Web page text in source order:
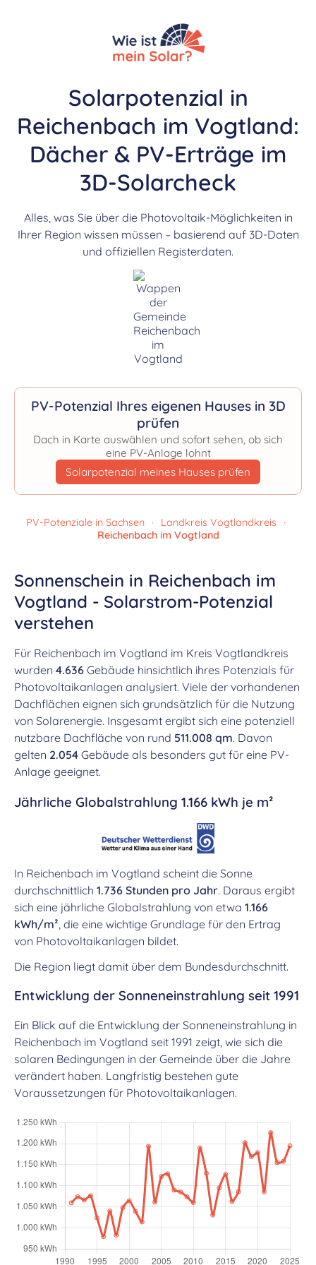
Solarpotenzial in
Reichenbach im Vogtland:
Dächer & PV-Erträge im
3D-Solarcheck
Alles, was Sie über die Photovoltaik-Möglichkeiten in
Ihrer Region wissen müssen – basierend auf 3D-Daten
und offiziellen Registerdaten.
PV-Potenzial Ihres eigenen Hauses in 3D
prüfen
Dach in Karte auswählen und sofort sehen, ob sich
eine PV-Anlage lohnt
Solarpotenzial meines Hauses prüfen
PV-Potenziale in Sachsen · Landkreis Vogtlandkreis
·
Reichenbach im Vogtland
Sonnenschein in Reichenbach im
Vogtland - Solarstrom-Potenzial
verstehen
Für Reichenbach im Vogtland im Kreis Vogtlandkreis
wurden 4.636 Gebäude hinsichtlich ihres Potenzials für
Photovoltaikanlagen analysiert. Viele der vorhandenen
Dachflächen eignen sich grundsätzlich für die Nutzung
von Solarenergie. Insgesamt ergibt sich eine potenziell
nutzbare Dachfläche von rund 511.008 qm. Davon
gelten 2.054 Gebäude als besonders gut für eine PV-
Anlage geeignet.
Jährliche Globalstrahlung 1.166 kWh je m²
In Reichenbach im Vogtland scheint die Sonne
durchschnittlich 1.736 Stunden pro Jahr. Daraus ergibt
sich eine jährliche Globalstrahlung von etwa 1.166
kWh/m², die eine wichtige Grundlage für den Ertrag
von Photovoltaikanlagen bildet.
Die Region liegt damit über dem Bundesdurchschnitt.
Entwicklung der Sonneneinstrahlung seit 1991
Ein Blick auf die Entwicklung der Sonneneinstrahlung in
Reichenbach im Vogtland seit 1991 zeigt, wie sich die
solaren Bedingungen in der Gemeinde über die Jahre
verändert haben. Langfristig bestehen gute
Voraussetzungen für Photovoltaikanlagen.